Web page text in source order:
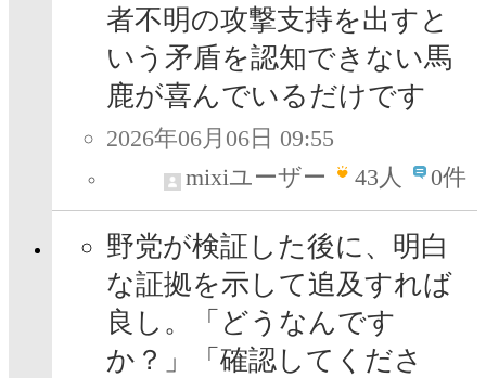
者不明の攻撃支持を出すと
いう矛盾を認知できない馬
鹿が喜んでいるだけです
2026年06月06日 09:55
mixiユーザー
43人 0件
野党が検証した後に、明白
な証拠を示して追及すれば
良し。「どうなんです
か？」「確認してくださ